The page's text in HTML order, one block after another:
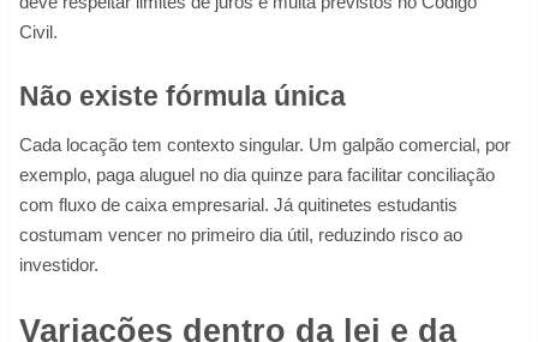
Civil.
Não existe fórmula única
Cada locação tem contexto singular. Um galpão comercial, por
exemplo, paga aluguel no dia quinze para facilitar conciliação
com fluxo de caixa empresarial. Já quitinetes estudantis
costumam vencer no primeiro dia útil, reduzindo risco ao
investidor.
Variações dentro da lei e da